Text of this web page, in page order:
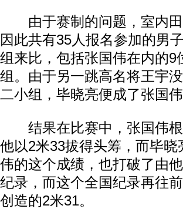
由于赛制的问题，室内田
因此共有35人报名参加的男
组来比，包括张国伟在内的
组。由于另一跳高名将王宇
二小组，毕晓亮便成了张国
结果在比赛中，张国伟根
他以2米33拔得头筹，而毕
伟的这个成绩，也打破了由
纪录，而这个全国纪录再往
创造的2米31。